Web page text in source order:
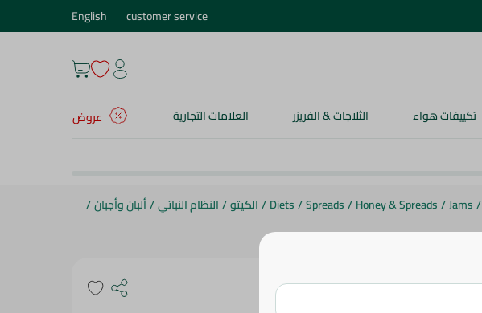
customer service
English
تكييفات هواء الثلاجات & الفريزر العلامات التجارية
عروض
/
Jams
/
Honey & Spreads
/
Spreads
/
Diets
/الكيتو/النظام النباتي/ألبان وأجبان/